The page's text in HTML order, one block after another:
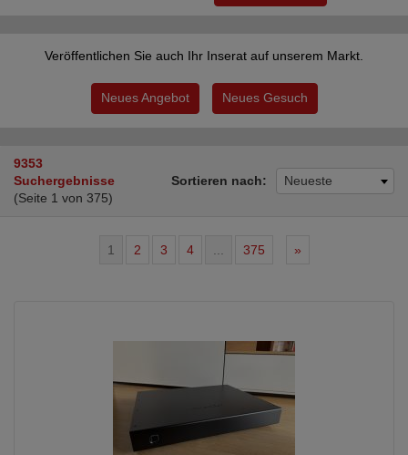
Veröffentlichen Sie auch Ihr Inserat auf unserem Markt.
Neues Angebot Neues Gesuch
9353
Suchergebnisse
(Seite 1 von 375)
Sortieren nach: Neueste
1 2 3 4 375 »